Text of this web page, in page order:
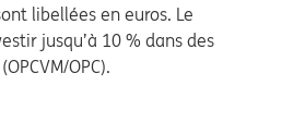
libellées en euros. Le
jusqu’à 10 % dans des
OPC).